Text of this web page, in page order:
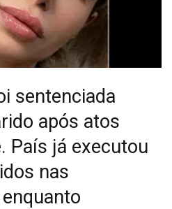
sentenciada
após atos
País já executou
nas